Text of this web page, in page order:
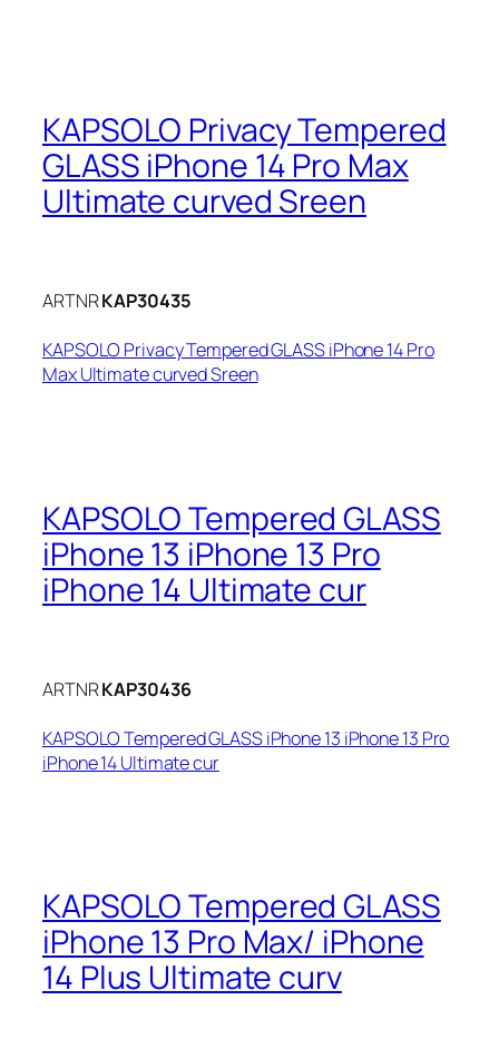
KAPSOLO Privacy Tempered
GLASS iPhone 14 Pro Max
Ultimate curved Sreen
ARTNRKAP30435
KAPSOLO Privacy Tempered GLASS iPhone 14 Pro
Max Ultimate curved Sreen
KAPSOLO Tempered GLASS
iPhone 13 iPhone 13 Pro
iPhone 14 Ultimate cur
ARTNRKAP30436
KAPSOLO Tempered GLASS iPhone 13 iPhone 13 Pro
iPhone 14 Ultimate cur
KAPSOLO Tempered GLASS
iPhone 13 Pro Max/ iPhone
14 Plus Ultimate curv